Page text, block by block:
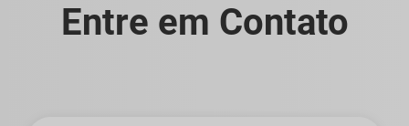
Entre em Contato